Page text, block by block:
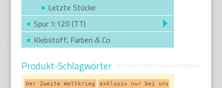
Letzte Stücke
Spur 1:120 (TT)
Klebstoff, Farben & Co
Produkt-Schlagwörter
Der Zweite Weltkrieg
exklusiv nur bei uns